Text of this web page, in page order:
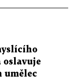
oslavuje
umělec